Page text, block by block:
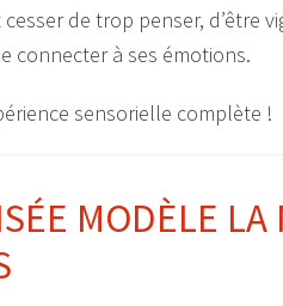
de trop penser, d’être
connecter à ses émotions.
sensorielle complète !
MODÈLE LA